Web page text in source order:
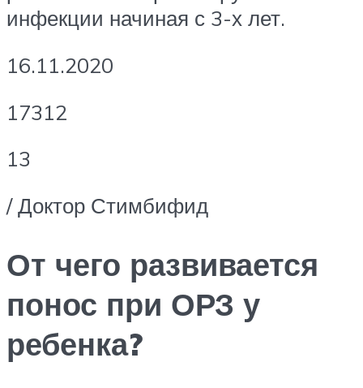
инфекции начиная с 3-х лет.
16.11.2020
17312
13
/ Доктор Стимбифид
От чего развивается
понос при ОРЗ у
ребенка?